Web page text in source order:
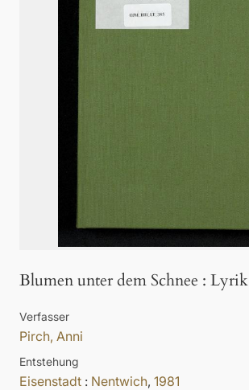
Blumen unter dem Schnee : Lyrik
Verfasser
Pirch, Anni
Entstehung
Eisenstadt : Nentwich, 1981